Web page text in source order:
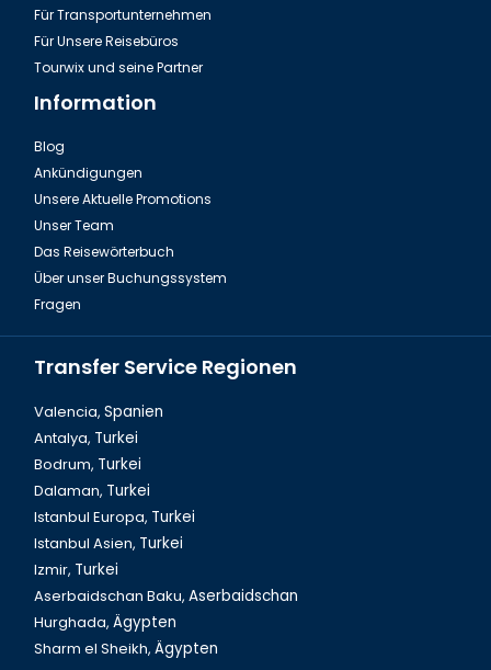
Das Dalaman, Fethiye İksirci Tezcan
Für Transportunternehmen
Für Unsere Reisebüros
Tourwix und seine Partner
Information
Blog
Ankündigungen
Unsere Aktuelle Promotions
Unser Team
Das Reisewörterbuch
Über unser Buchungssystem
Fragen
Transfer Service Regionen
Valencia, Spanien
Antalya, Turkei
Bodrum, Turkei
Dalaman, Turkei
Istanbul Europa, Turkei
Istanbul Asien, Turkei
Izmir, Turkei
Aserbaidschan Baku, Aserbaidschan
Hurghada, Ägypten
Sharm el Sheikh, Ägypten